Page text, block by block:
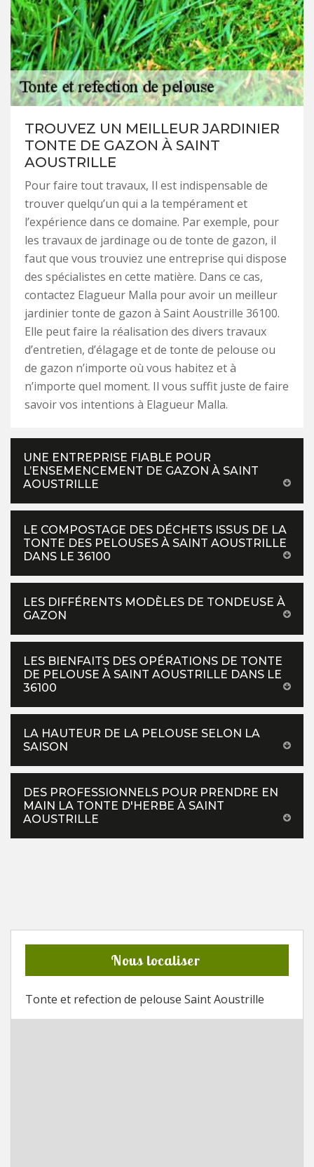
TROUVEZ UN MEILLEUR JARDINIER
TONTE DE GAZON À SAINT
AOUSTRILLE
Pour faire tout travaux, Il est indispensable de
trouver quelqu’un qui a la tempérament et
l’expérience dans ce domaine. Par exemple, pour
les travaux de jardinage ou de tonte de gazon, il
faut que vous trouviez une entreprise qui dispose
des spécialistes en cette matière. Dans ce cas,
contactez Elagueur Malla pour avoir un meilleur
jardinier tonte de gazon à Saint Aoustrille 36100.
Elle peut faire la réalisation des divers travaux
d’entretien, d’élagage et de tonte de pelouse ou
de gazon n’importe où vous habitez et à
n’importe quel moment. Il vous suffit juste de faire
savoir vos intentions à Elagueur Malla.
UNE ENTREPRISE FIABLE POUR
L’ENSEMENCEMENT DE GAZON À SAINT
AOUSTRILLE
LE COMPOSTAGE DES DÉCHETS ISSUS DE LA
TONTE DES PELOUSES À SAINT AOUSTRILLE
DANS LE 36100
LES DIFFÉRENTS MODÈLES DE TONDEUSE À
GAZON
LES BIENFAITS DES OPÉRATIONS DE TONTE
DE PELOUSE À SAINT AOUSTRILLE DANS LE
36100
LA HAUTEUR DE LA PELOUSE SELON LA
SAISON
DES PROFESSIONNELS POUR PRENDRE EN
MAIN LA TONTE D'HERBE À SAINT
AOUSTRILLE
Nous localiser
Tonte et refection de pelouse Saint Aoustrille